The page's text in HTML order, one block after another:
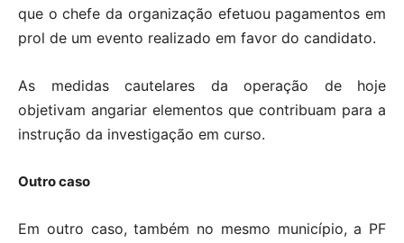
que o chefe da organização efetuou pagamentos em
prol de um evento realizado em favor do candidato.
As medidas cautelares da operação de hoje
objetivam angariar elementos que contribuam para a
instrução da investigação em curso.
Outro caso
Em outro caso, também no mesmo município, a PF